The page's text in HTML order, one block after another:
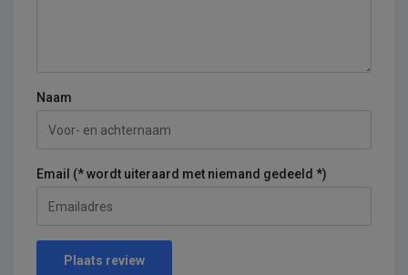
Naam
Email (* wordt uiteraard met niemand gedeeld *)
Plaats review